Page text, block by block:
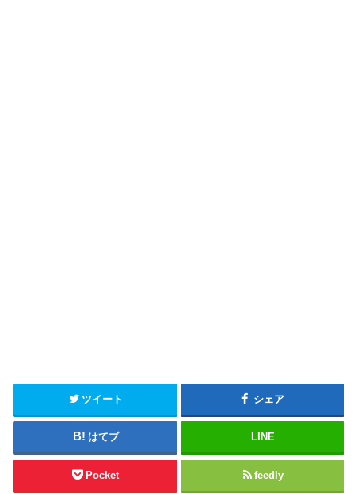
ツイート シェア
はてブ LINE
Pocket feedly